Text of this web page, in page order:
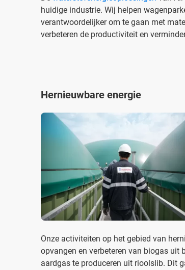
huidige industrie. Wij helpen
verantwoordelijker om te gaan met
verbeteren de productiviteit en
Hernieuwbare energie
Onze activiteiten op het gebied van
opvangen en verbeteren van biogas uit
aardgas te produceren uit rioolslib. Dit